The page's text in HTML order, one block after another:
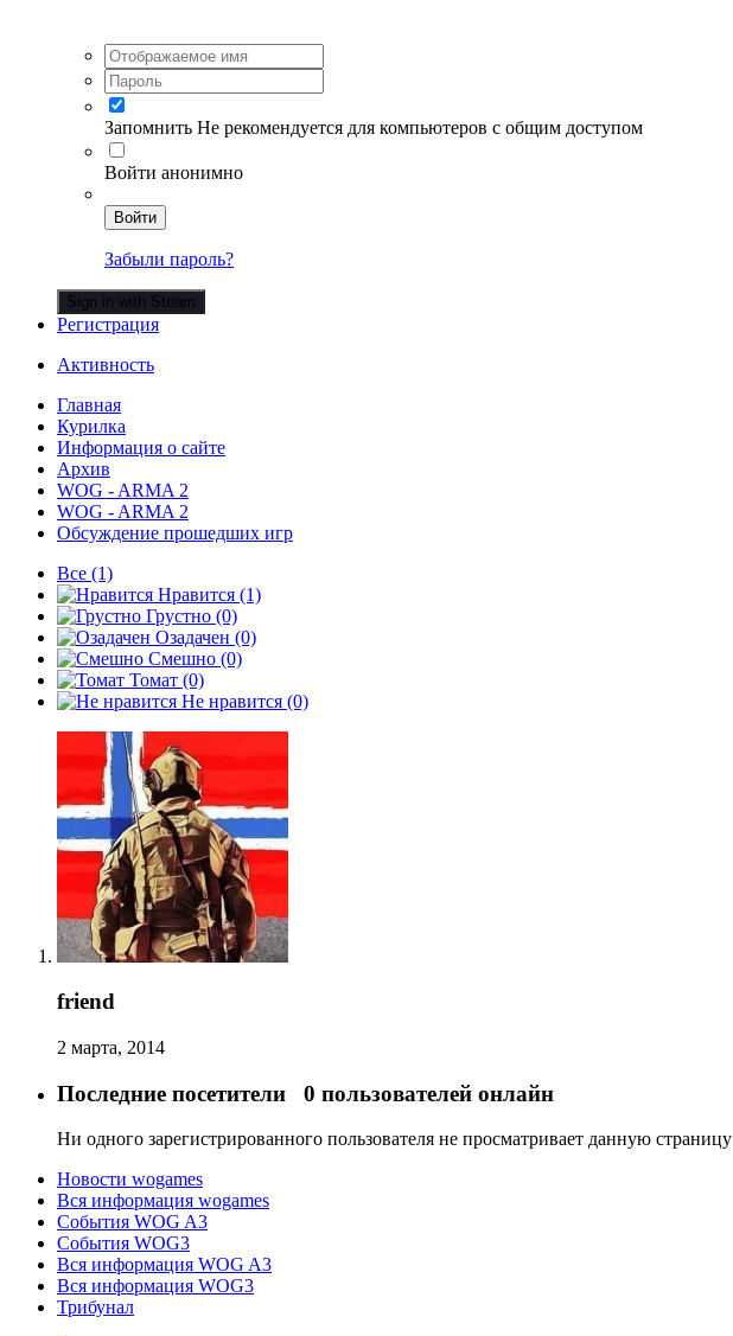
Запомнить Не рекомендуется для компьютеров с общим доступом
Войти анонимно
Войти
Забыли пароль?
Sign in with Steam
Регистрация
Активность
Главная
Курилка
Информация о сайте
Архив
WOG - ARMA 2
WOG - ARMA 2
Обсуждение прошедших игр
Все (1)
Нравится (1)
Грустно (0)
Озадачен (0)
Смешно (0)
Томат (0)
Не нравится (0)
friend
2 марта, 2014
Последние посетители 0 пользователей онлайн
Ни одного зарегистрированного пользователя не просматривает данную страницу
Новости wogames
Вся информация wogames
События WOG A3
События WOG3
Вся информация WOG A3
Вся информация WOG3
Трибунал